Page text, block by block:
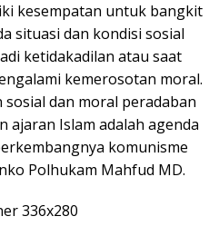
kesempatan untuk bangkit
situasi dan kondisi sosial
ketidakadilan atau saat
kemerosotan moral.
dan moral peradaban
ajaran Islam adalah agenda
komunisme
Polhukam Mahfud MD.